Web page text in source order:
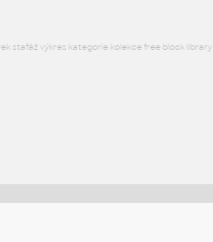
stafáž výkres kategorie kolekce free block library